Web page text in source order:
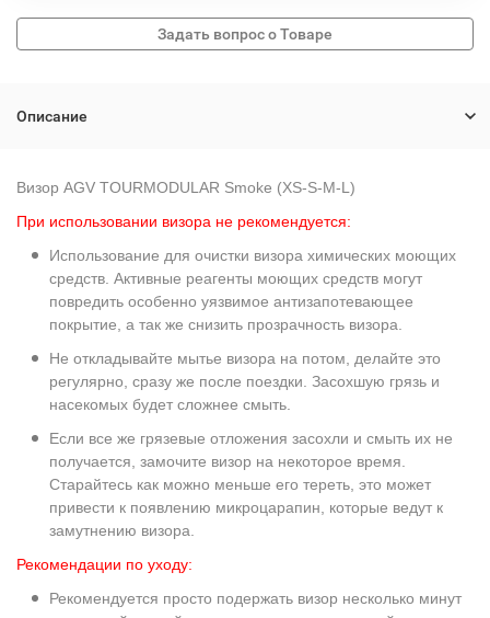
Описание
Визор AGV TOURMODULAR Smoke (XS-S-M-L)
При использовании визора не рекомендуется:
Использование для очистки визора химических моющих
средств. Активные реагенты моющих средств могут
повредить особенно уязвимое антизапотевающее
покрытие, а так же снизить прозрачность визора.
Не откладывайте мытье визора на потом, делайте это
регулярно, сразу же после поездки. Засохшую грязь и
насекомых будет сложнее смыть.
Если все же грязевые отложения засохли и смыть их не
получается, замочите визор на некоторое время.
Старайтесь как можно меньше его тереть, это может
привести к появлению микроцарапин, которые ведут к
замутнению визора.
Рекомендации по уходу:
Рекомендуется просто подержать визор несколько минут